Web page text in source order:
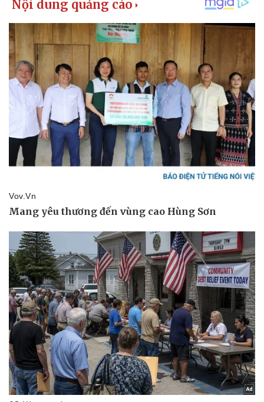
Kinh tế
Bất động sản
Khởi nghiệp
Thị trường
Giá vàng
Tiêu dùng
Tỷ giá
Chứng khoán
Giá cà phê